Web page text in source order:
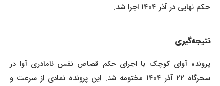
حکم نهایی در آذر ۱۴۰۴ اجرا شد.
نتیجه‌گیری
پرونده آوای کوچک با اجرای حکم قصاص نفس نامادری آوا در
سحرگاه ۲۲ آذر ۱۴۰۴ مختومه شد. این پرونده نمادی از سرعت و